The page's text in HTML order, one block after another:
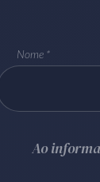
Nome
Ao